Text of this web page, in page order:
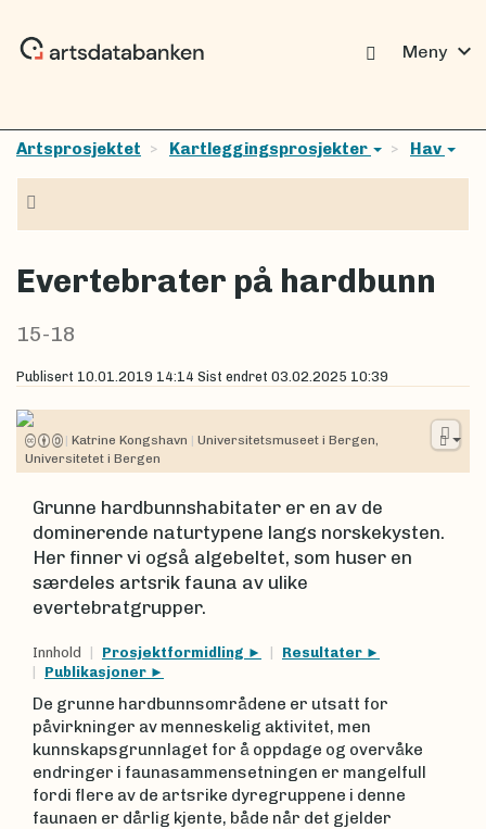
Meny expand_more
Artsprosjektet Kartleggingsprosjekter Hav
Evertebrater på hardbunn
15-18
Publisert 10.01.2019 14:14 Sist endret 03.02.2025 10:39
| Katrine Kongshavn | Universitetsmuseet i Bergen,
Universitetet i Bergen
Grunne hardbunnshabitater er en av de
dominerende naturtypene langs norskekysten.
Her finner vi også algebeltet, som huser en
særdeles artsrik fauna av ulike
evertebratgrupper.
Innhold Prosjektformidling
Resultater
Publikasjoner
De grunne hardbunnsområdene er utsatt for
påvirkninger av menneskelig aktivitet, men
kunnskapsgrunnlaget for å oppdage og overvåke
endringer i faunasammensetningen er mangelfull
fordi flere av de artsrike dyregruppene i denne
faunaen er dårlig kjente, både når det gjelder